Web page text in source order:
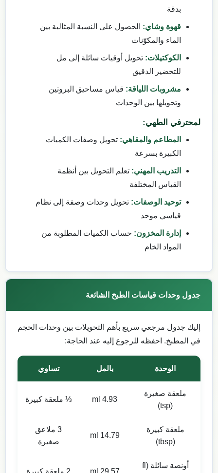
بدقة
قهوة وشاي: الحصول على النسبة المثالية بين
الماء والمكوّنات
الكوكتيلات: تحويل أوقيات سائلة إلى مل
للتحضير الدقيق
مشروبات اللياقة: قياس مساحيق البروتين
وتحويلها بين الوحدات
لمحترفي الطهي:
المطاعم والمقاهي: تحويل وصفات الكميات
الكبيرة بسرعة
التدريب المهني: تعلم التحويل بين أنظمة
القياس المختلفة
توحيد الوصفات: تحويل وحدات وصفة إلى نظام
قياسي موحد
إدارة المخزون: حساب الكميات المطلوبة من
المواد الخام
جدول وحدات قياسات الطبخ الشائعة
إليك جدول مرجعي سريع بأهم التحويلات بين وحدات الحجم
في المطبخ. احفظه للرجوع إليه عند الحاجة:
الوحدة بالمل تساوي
ملعقة صغيرة
(tsp)
4.93 ml ⅓ ملعقة كبيرة
ملعقة كبيرة
(tbsp)
14.79 ml
3 ملاعق
صغيرة
أونصة سائلة (fl
29.57 ml 2 ملعقة كبيرة